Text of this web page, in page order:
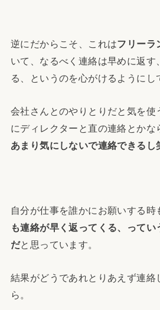
逆にだからこそ、これはフリーラ
いて、なるべく連絡は早めに返す
る、というのを心がけるようにし
会社さんとのやりとりだと気を使
にディレクターと直の連絡とかな
あまり気にしないで連絡できるし
自分が仕事を誰かにお願いする時
も連絡が早く返ってくる、って
だと思っています。
結果がどうであれとりあえず連絡
ら。